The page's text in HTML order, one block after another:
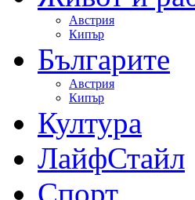
Австрия
Кипър
Българите
Австрия
Кипър
Култура
ЛайфСтайл
Спорт